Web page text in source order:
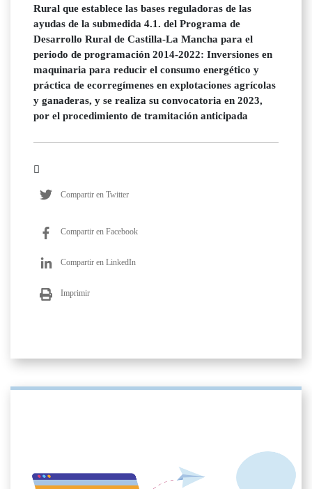
Rural que establece las bases reguladoras de las
ayudas de la submedida 4.1. del Programa de
Desarrollo Rural de Castilla-La Mancha para el
periodo de programación 2014-2022: Inversiones en
maquinaria para reducir el consumo energético y
práctica de ecorregímenes en explotaciones agrícolas
y ganaderas, y se realiza su convocatoria en 2023,
por el procedimiento de tramitación anticipada
Compartir en Twitter
Compartir en Facebook
Compartir en LinkedIn
Imprimir